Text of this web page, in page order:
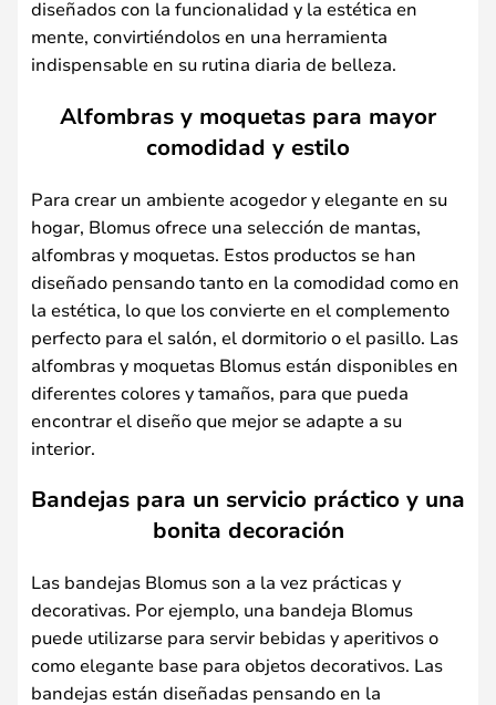
diseñados con la funcionalidad y la estética en
mente, convirtiéndolos en una herramienta
indispensable en su rutina diaria de belleza.
Alfombras y moquetas para mayor
comodidad y estilo
Para crear un ambiente acogedor y elegante en su
hogar, Blomus ofrece una selección de mantas,
alfombras y moquetas. Estos productos se han
diseñado pensando tanto en la comodidad como en
la estética, lo que los convierte en el complemento
perfecto para el salón, el dormitorio o el pasillo. Las
alfombras y moquetas Blomus están disponibles en
diferentes colores y tamaños, para que pueda
encontrar el diseño que mejor se adapte a su
interior.
Bandejas para un servicio práctico y una
bonita decoración
Las bandejas Blomus son a la vez prácticas y
decorativas. Por ejemplo, una bandeja Blomus
puede utilizarse para servir bebidas y aperitivos o
como elegante base para objetos decorativos. Las
bandejas están diseñadas pensando en la